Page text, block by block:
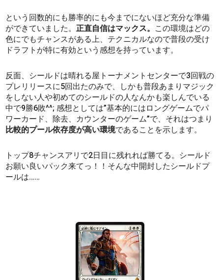
という回数的にも勝率的にも今までにないほど充分な準備
ができていました。正直自信はマックス。 この環境はどの
色にでもチャンスがある上、テクニカルなので普段の受け
ドラフトが特に有効という感想を持っています。
反面、シールドは晴れる屋トーナメントセンターで3回戦の
プレリリースに5回出たのみで、しかも普段あまりマジック
をしない人や初めてのシールドの人なんかも楽しんでいる
中で9勝6敗^^; 感想としては”基本的にはロングゲームでパ
ワーカード、除去、カウンターのゲーム”で、それはつまり
比較的プール依存度が高い環境であることを示します。
トップ8チャンスアリで2日目に残れれば勝てる。シールド
お願い良いパック来てっ！！そんな中開封したシールドプ
ールは……